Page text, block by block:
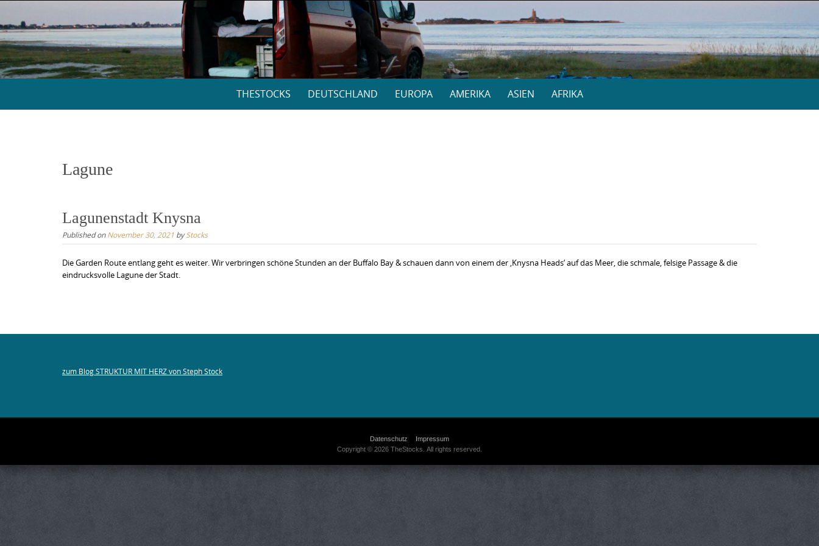
to
content
THESTOCKS DEUTSCHLAND EUROPA AMERIKA ASIEN AFRIKA
Lagune
Lagunenstadt Knysna
Published onNovember 30, 2021 byStocks
Die Garden Route entlang geht es weiter. Wir verbringen schöne Stunden an der Buffalo Bay & schauen dann von einem der ‚Knysna Heads‘ auf das Meer, die schmale, felsige Passage & die
eindrucksvolle Lagune der Stadt.
zum Blog STRUKTUR MIT HERZ von Steph Stock
Datenschutz
Impressum
Copyright © 2026 TheStocks. All rights reserved.